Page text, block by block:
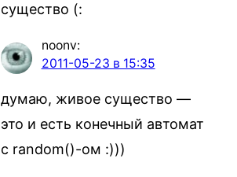
существо (:
noonv:
2011-05-23 в 15:35
думаю, живое существо —
это и есть конечный автомат
с random()-ом :)))